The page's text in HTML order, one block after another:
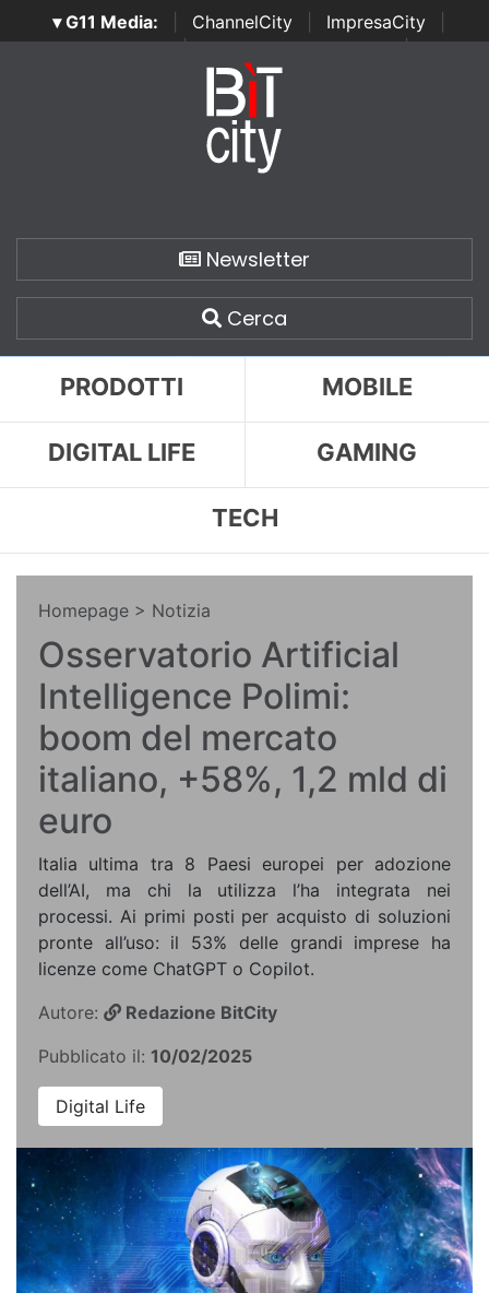
▾ G11 Media: ChannelCity ImpresaCity
SecurityOpenLab | Italian Channel Awards | Italian
Italian Security Awards
Newsletter
Cerca
PRODOTTI MOBILE
DIGITAL LIFE GAMING
TECH
Homepage > Notizia
Osservatorio Artificial
Intelligence Polimi:
boom del mercato
italiano, +58%, 1,2 mld di
euro
Italia ultima tra 8 Paesi europei per adozione
dell’AI, ma chi la utilizza l’ha integrata nei
processi. Ai primi posti per acquisto di soluzioni
pronte all’uso: il 53% delle grandi imprese ha
licenze come ChatGPT o Copilot.
Autore:
Redazione BitCity
Pubblicato il: 10/02/2025
Digital Life